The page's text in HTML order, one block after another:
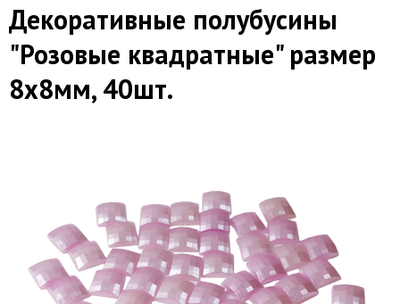
Декоративные полубусины
"Розовые квадратные" размер
8х8мм, 40шт.